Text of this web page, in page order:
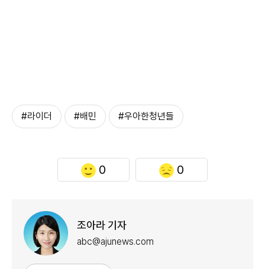
#라이더 #배민 #우아한청년들
0 0
조아라 기자
abc@ajunews.com